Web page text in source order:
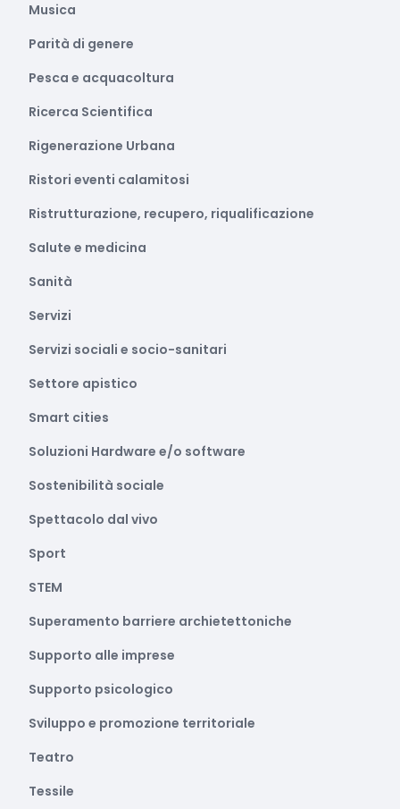
Musica
Parità di genere
Pesca e acquacoltura
Ricerca Scientifica
Rigenerazione Urbana
Ristori eventi calamitosi
Ristrutturazione, recupero, riqualificazione
Salute e medicina
Sanità
Servizi
Servizi sociali e socio-sanitari
Settore apistico
Smart cities
Soluzioni Hardware e/o software
Sostenibilità sociale
Spettacolo dal vivo
Sport
STEM
Superamento barriere archietettoniche
Supporto alle imprese
Supporto psicologico
Sviluppo e promozione territoriale
Teatro
Tessile